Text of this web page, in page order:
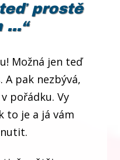
prostě
...“
Možná jen teď
A pak nezbývá,
pořádku. Vy
to je a já vám